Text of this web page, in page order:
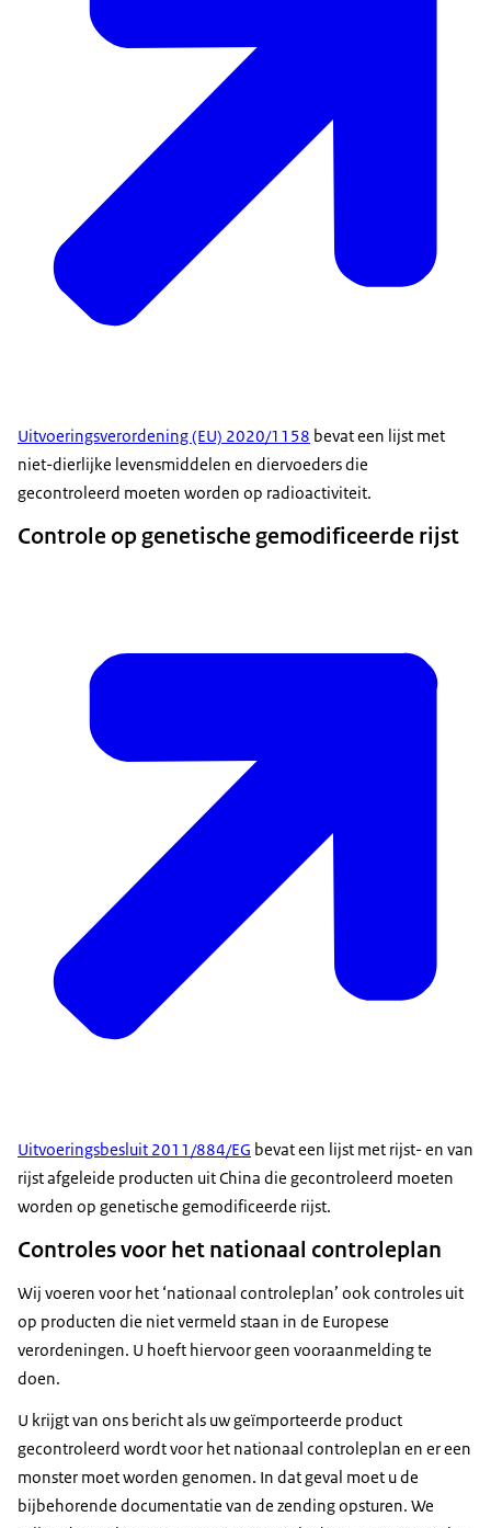
Uitvoeringsverordening (EU) 2020/1158 bevat een lijst met
niet-dierlijke levensmiddelen en diervoeders die
gecontroleerd moeten worden op radioactiviteit.
Controle op genetische gemodificeerde rijst
Uitvoeringsbesluit 2011/884/EG bevat een lijst met rijst- en van
rijst afgeleide producten uit China die gecontroleerd moeten
worden op genetische gemodificeerde rijst.
Controles voor het nationaal controleplan
Wij voeren voor het ‘nationaal controleplan’ ook controles uit
op producten die niet vermeld staan in de Europese
verordeningen. U hoeft hiervoor geen vooraanmelding te
doen.
U krijgt van ons bericht als uw geïmporteerde product
gecontroleerd wordt voor het nationaal controleplan en er een
monster moet worden genomen. In dat geval moet u de
bijbehorende documentatie van de zending opsturen. We